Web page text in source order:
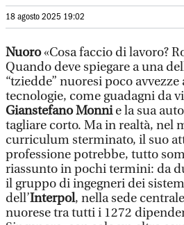
18 agosto 2025 19:02
Nuoro«Cosa faccio di lavoro?
Quando deve spiegare a una
“tziedde” nuoresi poco
tecnologie, come guadagni da
Gianstefano Monnie la sua
tagliare corto. Ma in realtà, nel
curriculum sterminato, il suo
professione potrebbe, tutto
riassunto in pochi termini: da
il gruppo di ingegneri dei
dell’Interpol, nella sede
nuorese tra tutti i 1272